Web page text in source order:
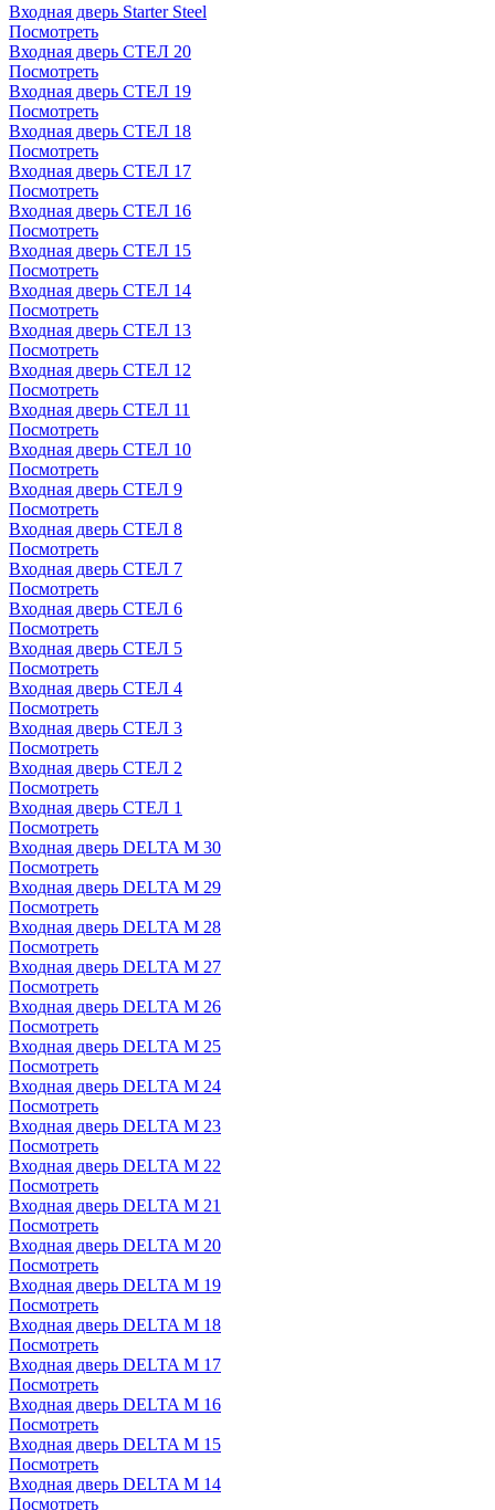
Входная дверь Starter Steel
Посмотреть
Входная дверь СТЕЛ 20
Посмотреть
Входная дверь СТЕЛ 19
Посмотреть
Входная дверь СТЕЛ 18
Посмотреть
Входная дверь СТЕЛ 17
Посмотреть
Входная дверь СТЕЛ 16
Посмотреть
Входная дверь СТЕЛ 15
Посмотреть
Входная дверь СТЕЛ 14
Посмотреть
Входная дверь СТЕЛ 13
Посмотреть
Входная дверь СТЕЛ 12
Посмотреть
Входная дверь СТЕЛ 11
Посмотреть
Входная дверь СТЕЛ 10
Посмотреть
Входная дверь СТЕЛ 9
Посмотреть
Входная дверь СТЕЛ 8
Посмотреть
Входная дверь СТЕЛ 7
Посмотреть
Входная дверь СТЕЛ 6
Посмотреть
Входная дверь СТЕЛ 5
Посмотреть
Входная дверь СТЕЛ 4
Посмотреть
Входная дверь СТЕЛ 3
Посмотреть
Входная дверь СТЕЛ 2
Посмотреть
Входная дверь СТЕЛ 1
Посмотреть
Входная дверь DELTA M 30
Посмотреть
Входная дверь DELTA M 29
Посмотреть
Входная дверь DELTA M 28
Посмотреть
Входная дверь DELTA M 27
Посмотреть
Входная дверь DELTA M 26
Посмотреть
Входная дверь DELTA M 25
Посмотреть
Входная дверь DELTA M 24
Посмотреть
Входная дверь DELTA M 23
Посмотреть
Входная дверь DELTA M 22
Посмотреть
Входная дверь DELTA M 21
Посмотреть
Входная дверь DELTA M 20
Посмотреть
Входная дверь DELTA M 19
Посмотреть
Входная дверь DELTA M 18
Посмотреть
Входная дверь DELTA M 17
Посмотреть
Входная дверь DELTA M 16
Посмотреть
Входная дверь DELTA M 15
Посмотреть
Входная дверь DELTA M 14
Посмотреть